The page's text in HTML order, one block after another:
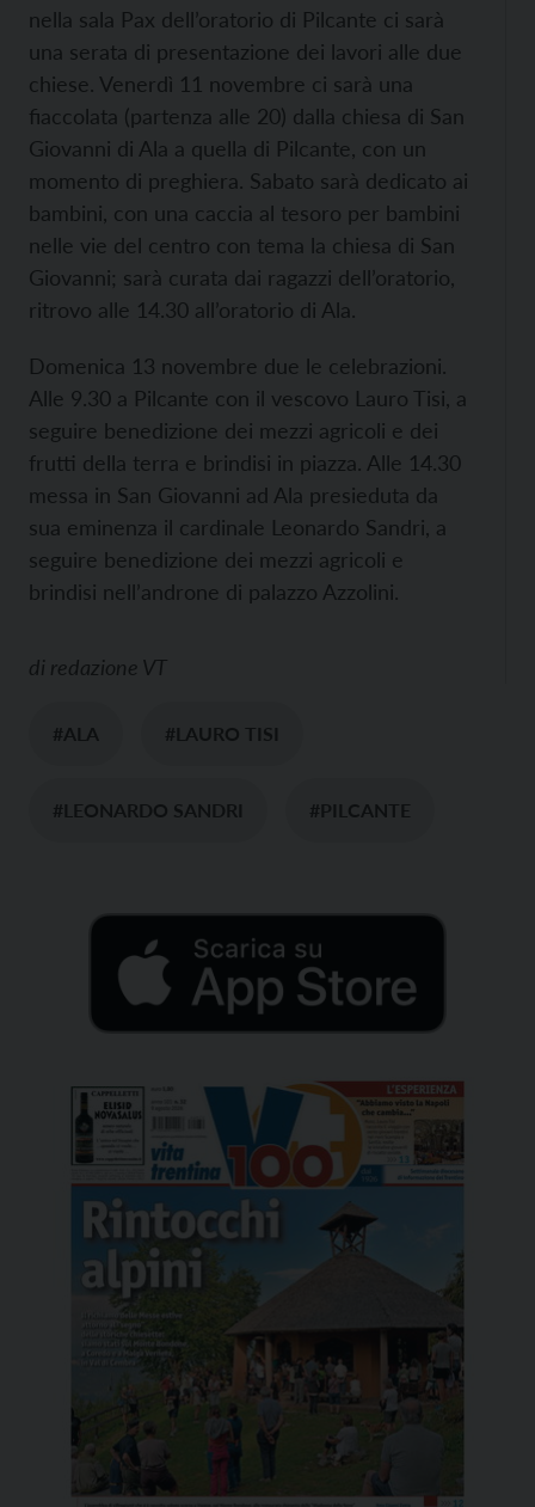
nella sala Pax dell’oratorio di Pilcante ci sarà
una serata di presentazione dei lavori alle due
chiese. Venerdì 11 novembre ci sarà una
fiaccolata (partenza alle 20) dalla chiesa di San
Giovanni di Ala a quella di Pilcante, con un
momento di preghiera. Sabato sarà dedicato ai
bambini, con una caccia al tesoro per bambini
nelle vie del centro con tema la chiesa di San
Giovanni; sarà curata dai ragazzi dell’oratorio,
ritrovo alle 14.30 all’oratorio di Ala.
Domenica 13 novembre due le celebrazioni.
Alle 9.30 a Pilcante con il vescovo Lauro Tisi, a
seguire benedizione dei mezzi agricoli e dei
frutti della terra e brindisi in piazza. Alle 14.30
messa in San Giovanni ad Ala presieduta da
sua eminenza il cardinale Leonardo Sandri, a
seguire benedizione dei mezzi agricoli e
brindisi nell’androne di palazzo Azzolini.
di redazione VT
#ALA #LAURO TISI
#LEONARDO SANDRI #PILCANTE